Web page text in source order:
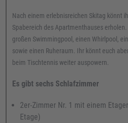
Nach einem erlebnisreichen Skitag könnt
Spabereich des Apartmenthauses
großen Swimmingpool, einen Whirlpool,
sowie einen Ruheraum. Ihr könnt euch
beim Tischtennis weiter auspowern.
Es gibt sechs Schlafzimmer
2er-Zimmer Nr. 1 mit einem
Etage)